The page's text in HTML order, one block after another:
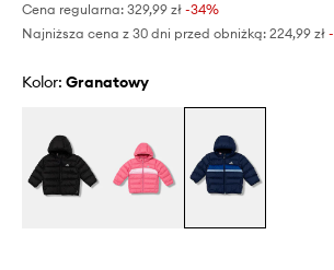
Cena regularna: 329,99 zł -34%
Najniższa cena z 30 dni przed obniżką: 224,99 zł
Kolor: granatowy